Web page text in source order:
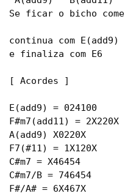
Se ficar o bicho come
continua com E(add9)
e finaliza com E6
[ Acordes ]
E(add9) = 024100
F#m7(add11) = 2X220X
A(add9) X0220X
F7(#11) = 1X120X
C#m7 = X46454
C#m7/B = 746454
F#/A# = 6X467X